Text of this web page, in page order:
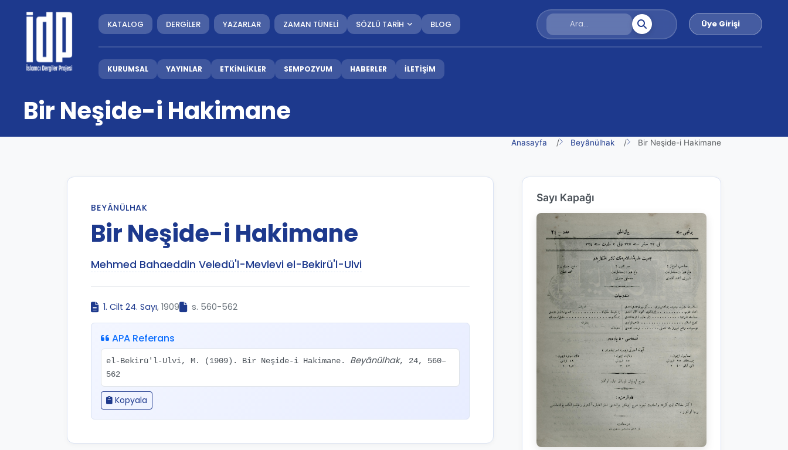
KATALOG DERGİLER YAZARLAR ZAMAN TÜNELİ SÖZLÜ TARİH BLOG Üye Girişi
KURUMSAL YAYINLAR ETKİNLİKLER SEMPOZYUM HABERLER İLETİŞİM
Bir Neşide-i Hakimane
Anasayfa Beyânülhak Bir Neşide-i Hakimane
BEYÂNÜLHAK
Bir Neşide-i Hakimane
Mehmed Bahaeddin Veledü'l-Mevlevi el-Bekirü'l-Ulvi
1. Cilt 24. Sayı, 1909 s. 560-562
APA Referans
el-Bekirü'l-Ulvi, M. (1909). Bir Neşide-i Hakimane. Beyânülhak, 24, 560–
562
Kopyala
Sayı Kapağı